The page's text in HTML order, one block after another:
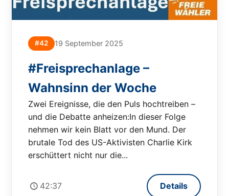
#42 19 September 2025
#Freisprechanlage –
Wahnsinn der Woche
Zwei Ereignisse, die den Puls hochtreiben –
und die Debatte anheizen:In dieser Folge
nehmen wir kein Blatt vor den Mund. Der
brutale Tod des US-Aktivisten Charlie Kirk
erschüttert nicht nur die...
42:37 Details